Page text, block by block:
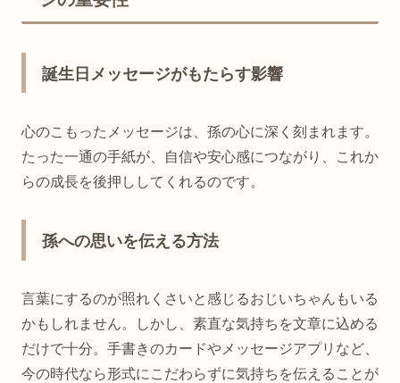
誕生日メッセージがもたらす影響
心のこもったメッセージは、孫の心に深く刻まれます。
たった一通の手紙が、自信や安心感につながり、これか
らの成長を後押ししてくれるのです。
孫への思いを伝える方法
言葉にするのが照れくさいと感じるおじいちゃんもいる
かもしれません。しかし、素直な気持ちを文章に込める
だけで十分。手書きのカードやメッセージアプリなど、
今の時代なら形式にこだわらずに気持ちを伝えることが